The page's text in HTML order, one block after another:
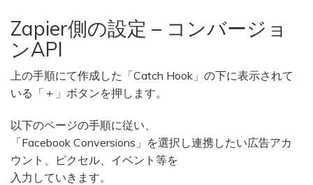
Zapier側の設定 – コンバージョ
ンAPI
上の手順にて作成した「Catch Hook」の下に表示されて
いる「＋」ボタンを押します。
以下のページの手順に従い、
「Facebook Conversions」を選択し連携したい広告アカ
ウント、ピクセル、イベント等を
入力していきます。